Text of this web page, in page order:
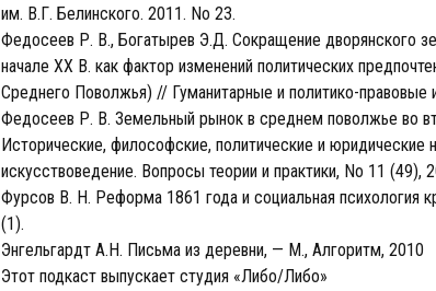
им. В.Г. Белинского. 2011. No 23.
Федосеев Р. В., Богатырев Э.Д. Сокращение дворянского
начале XX В. как фактор изменений политических
Среднего Поволжья) // Гуманитарные и политико-
Федосеев Р. В. Земельный рынок в среднем поволжье во
Исторические, философские, политические и юридические
искусствоведение. Вопросы теории и практики, No 11 (49),
Фурсов В. Н. Реформа 1861 года и социальная психология
(1).
Энгельгардт А.Н. Письма из деревни, — М., Алгоритм, 2010
Этот подкаст выпускает студия «Либо/Либо»